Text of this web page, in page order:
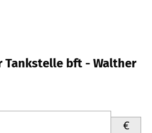
Tankstelle bft - Walther
€